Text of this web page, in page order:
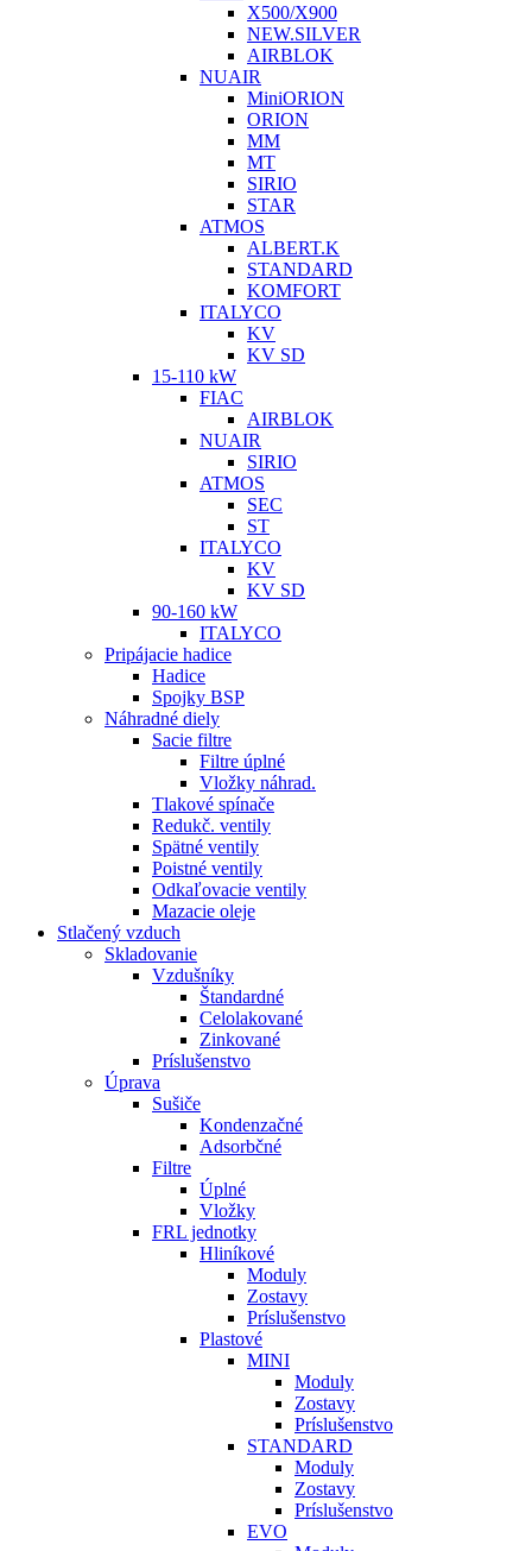
X500/X900
NEW.SILVER
AIRBLOK
NUAIR
MiniORION
ORION
MM
MT
SIRIO
STAR
ATMOS
ALBERT.K
STANDARD
KOMFORT
ITALYCO
KV
KV SD
15-110 kW
FIAC
AIRBLOK
NUAIR
SIRIO
ATMOS
SEC
ST
ITALYCO
KV
KV SD
90-160 kW
ITALYCO
Pripájacie hadice
Hadice
Spojky BSP
Náhradné diely
Sacie filtre
Filtre úplné
Vložky náhrad.
Tlakové spínače
Redukč. ventily
Spätné ventily
Poistné ventily
Odkaľovacie ventily
Mazacie oleje
Stlačený vzduch
Skladovanie
Vzdušníky
Štandardné
Celolakované
Zinkované
Príslušenstvo
Úprava
Sušiče
Kondenzačné
Adsorbčné
Filtre
Úplné
Vložky
FRL jednotky
Hliníkové
Moduly
Zostavy
Príslušenstvo
Plastové
MINI
Moduly
Zostavy
Príslušenstvo
STANDARD
Moduly
Zostavy
Príslušenstvo
EVO